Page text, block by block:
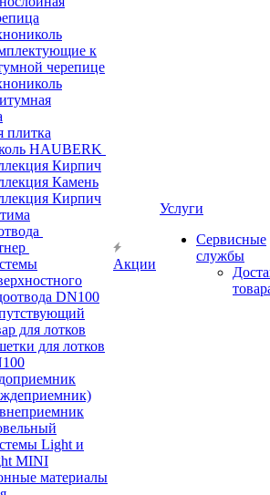
к
черепице
плитка
HAUBERK
Кирпич
Камень
Кирпич
DN100
для лотков
для лотков
Light и
MINI
материалы
Акции
Услуги
Сервисные
службы